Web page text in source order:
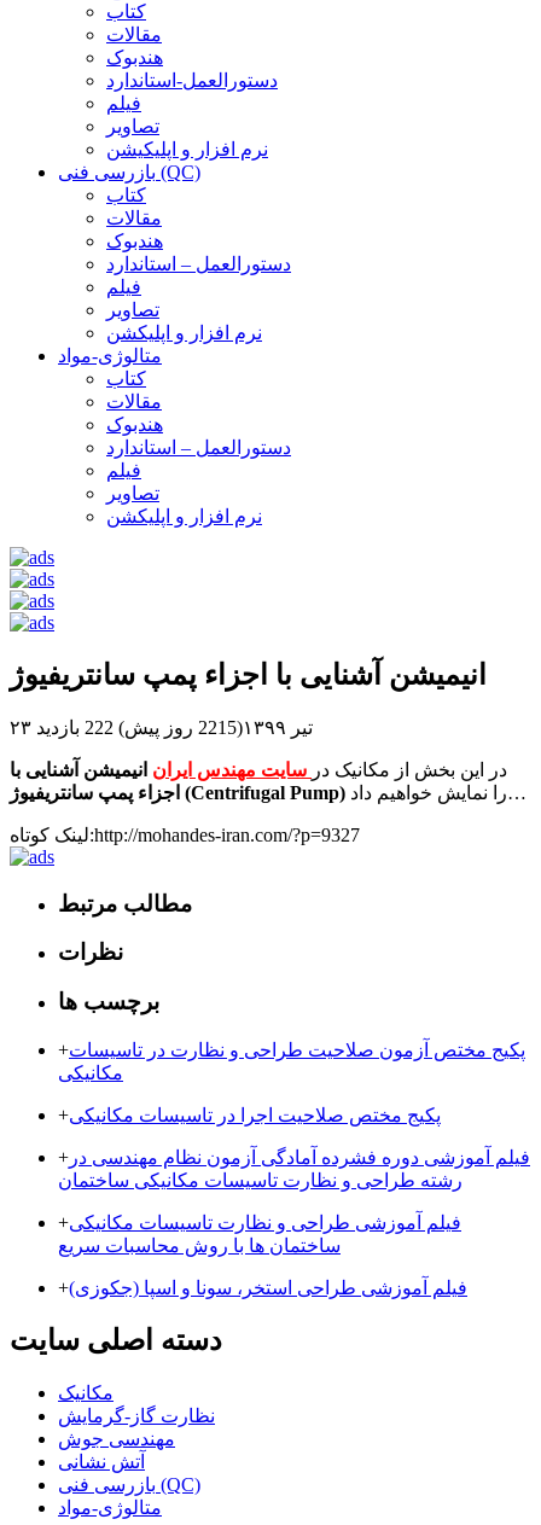
کتاب
مقالات
هندبوک
دستورالعمل-استاندارد
فیلم
تصاویر
نرم افزار و اپلیکیشن
بازرسی فنی (QC)
کتاب
مقالات
هندبوک
دستورالعمل – استاندارد
فیلم
تصاویر
نرم افزار و اپلیکشن
متالوژی-مواد
کتاب
مقالات
هندبوک
دستورالعمل – استاندارد
فیلم
تصاویر
نرم افزار و اپلیکشن
انیمیشن آشنایی با اجزاء پمپ سانتریفیوژ
۲۳ تیر ۱۳۹۹(2215 روز پیش) 222 بازدید
در این بخش از مکانیک در سایت مهندس ایران انیمیشن آشنایی با
اجزاء پمپ سانتریفیوژ (Centrifugal Pump)
را نمایش خواهیم داد…
لینک کوتاه:http://mohandes-iran.com/?p=9327
مطالب مرتبط
نظرات
برچسب ها
+پکیج مختص آزمون صلاحیت طراحی و نظارت در تاسیسات
مکانیکی
+پکیج مختص صلاحیت اجرا در تاسیسات مکانیکی
+ فیلم آموزشی دوره فشرده آمادگی آزمون نظام مهندسی در
رشته طراحی و نظارت تاسیسات مکانیکی ساختمان
+فیلم آموزشی طراحی و نظارت تاسیسات مکانیکی
ساختمان ها با روش محاسبات سریع
+فیلم آموزشی طراحی استخر، سونا و اسپا (جکوزی)
دسته اصلی سایت
مکانیک
نظارت گاز-گرمایش
مهندسی جوش
آتش نشانی
بازرسی فنی (QC)
متالوژی-مواد